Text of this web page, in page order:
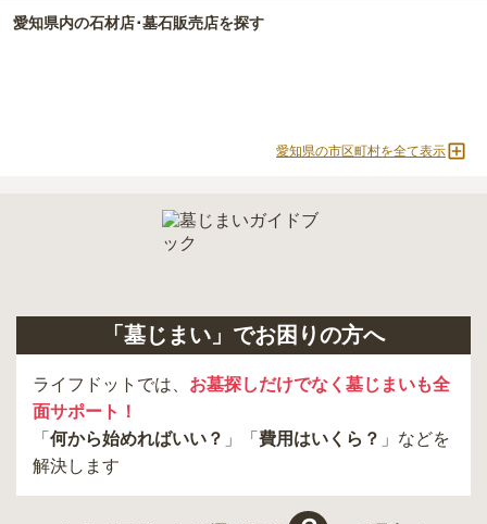
必ず確認することをおすすめします。
愛知県内の石材店･墓石販売店を探す
愛知県の市区町村を全て表示
「墓じまい」でお困りの方へ
ライフドットでは、 お墓探しだけでなく墓じまいも全
面サポート！
「 何から始めればいい？ 」「 費用はいくら？ 」などを
解決します